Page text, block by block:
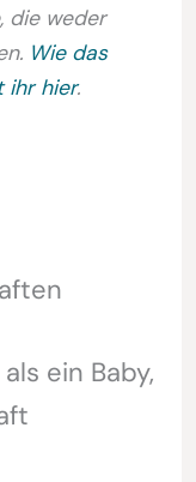
die weder
Wie das
ihr hier.
ein Baby,